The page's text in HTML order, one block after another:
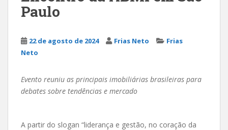
Paulo
22 de agosto de 2024 Frias Neto
Frias
Neto
Evento reuniu as principais imobiliárias brasileiras para
debates sobre tendências e mercado
A partir do slogan “liderança e gestão, no coração da